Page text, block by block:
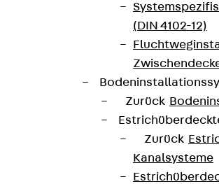
(DIN 4102-12)
Zurück
Zurück
Kanalsysteme